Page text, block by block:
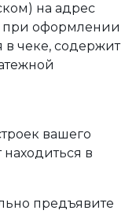
на адрес
при оформлении
в чеке, содержит
вашего
в
предъявите